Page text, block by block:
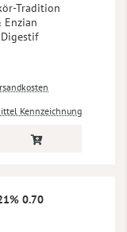
Tradition
Enzian
Kennzeichnung
0.70